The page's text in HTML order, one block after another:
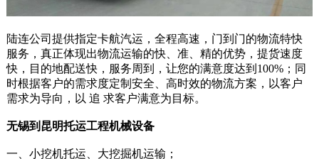
陆连公司提供指定卡航汽运，全程高速，门到门的物流特快
服务，真正体现出物流运输的快、准、精的优势，提货速度
快，目的地配送快，服务周到，让您的满意度达到100%；同
时根据客户的需求度定制安全、高时效的物流方案，以客户
需求为导向，以 追 求客户满意为目标。
无锡到昆明托运工程机械设备
一、小挖机托运、大挖掘机运输；